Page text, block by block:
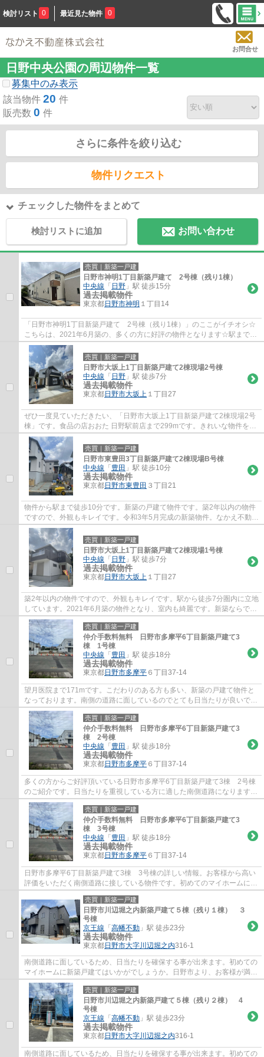
検討リスト 0 最近見た物件 0
お問合せ
日野中央公園の周辺物件一覧
募集中のみ表示
該当物件 20 件
販売数 0 件
さらに条件を絞り込む
物件リクエスト
チェックした物件をまとめて
検討リストに追加 お問い合わせ
売買｜新築一戸建
日野市神明1丁目新築戸建て 2号棟（残り1棟）
中央線 「 日野 」駅 徒歩15分
過去掲載物件
東京都日野市神明 １丁目14
「日野市神明1丁目新築戸建て 2号棟（残り1棟）」のここがイチオシ☆
こちらは、2021年6月築の、多くの方に好評の物件となります☆駅まで徒
歩15分の場所に立地しています☆築2年以内の物...
売買｜新築一戸建
日野市大坂上1丁目新築戸建て2棟現場2号棟
中央線 「 日野 」駅 徒歩7分
過去掲載物件
東京都日野市大坂上 １丁目27
ぜひ一度見ていただきたい、「日野市大坂上1丁目新築戸建て2棟現場2号
棟」です。食品の店おおた 日野駅前店まで299mです。きれいな物件をお
探しの方は、ぜひこちらの新築物件をご覧く...
売買｜新築一戸建
日野市東豊田3丁目新築戸建て2棟現場B号棟
中央線 「 豊田 」駅 徒歩10分
過去掲載物件
東京都日野市東豊田 ３丁目21
物件から駅まで徒歩10分です。新築の戸建て物件です。築2年以内の物件
ですので、外観もキレイです。令和3年5月完成の新築物件。なかえ不動産
は全力で不動産探しをサポート致します。04...
売買｜新築一戸建
日野市大坂上1丁目新築戸建て2棟現場1号棟
中央線 「 日野 」駅 徒歩7分
過去掲載物件
東京都日野市大坂上 １丁目27
築2年以内の物件ですので、外観もキレイです。駅から徒歩7分圏内に立地
しています。2021年6月築の物件となり、室内も綺麗です。新築ならでは
の「新しさ」がとても魅力です。マイホーム...
売買｜新築一戸建
仲介手数料無料 日野市多摩平6丁目新築戸建て3
棟 1号棟
中央線 「 豊田 」駅 徒歩18分
過去掲載物件
東京都日野市多摩平 ６丁目37-14
望月医院まで171mです。こだわりのある方も多い、新築の戸建て物件と
なっております。南側の道路に面しているのでとても日当たりが良いで
す。当社は日野市の中央線豊田近辺にある物件...
売買｜新築一戸建
仲介手数料無料 日野市多摩平6丁目新築戸建て3
棟 2号棟
中央線 「 豊田 」駅 徒歩18分
過去掲載物件
東京都日野市多摩平 ６丁目37-14
多くの方からご好評頂いている日野市多摩平6丁目新築戸建て3棟 2号棟
のご紹介です。日当たりを重視している方に適した南側道路になります。
新築戸建ての物件は、室内のレイアウトも自...
売買｜新築一戸建
仲介手数料無料 日野市多摩平6丁目新築戸建て3
棟 3号棟
中央線 「 豊田 」駅 徒歩18分
過去掲載物件
東京都日野市多摩平 ６丁目37-14
日野市多摩平6丁目新築戸建て3棟 3号棟の詳しい情報。お客様から高い
評価をいただく南側道路に接している物件です。初めてのマイホームに新
築戸建てはいかがでしょうか。幸せな日々が...
売買｜新築一戸建
日野市川辺堀之内新築戸建て５棟（残り１棟） ３
号棟
京王線 「 高幡不動 」駅 徒歩23分
過去掲載物件
東京都日野市大字川辺堀之内316-1
南側道路に面しているため、日当たりを確保する事が出来ます。初めての
マイホームに新築戸建てはいかがでしょうか。日野市より、お客様が満足
のいく戸建てが見つかるまで、当社は全力...
売買｜新築一戸建
日野市川辺堀之内新築戸建て５棟（残り２棟） 4
号棟
京王線 「 高幡不動 」駅 徒歩23分
過去掲載物件
東京都日野市大字川辺堀之内316-1
南側道路に面しているため、日当たりを確保する事が出来ます。初めての